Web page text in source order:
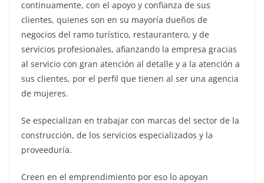
continuamente, con el apoyo y confianza de sus
clientes, quienes son en su mayoría dueños de
negocios del ramo turístico, restaurantero, y de
servicios profesionales, afianzando la empresa gracias
al servicio con gran atención al detalle y a la atención a
sus clientes, por el perfil que tienen al ser una agencia
de mujeres.
Se especializan en trabajar con marcas del sector de la
construcción, de los servicios especializados y la
proveeduría.
Creen en el emprendimiento por eso lo apoyan